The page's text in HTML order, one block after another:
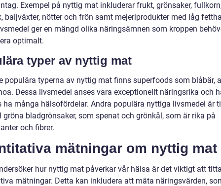
Exempel på nyttig mat inkluderar frukt, grönsaker,
baljväxter, nötter och frön samt mejeriprodukter med låg
ger en mängd olika näringsämnen som kroppen
optimalt.
typer av nyttig mat
populära typerna av nyttig mat finns superfoods som blåbär,
Dessa livsmedel anses vara exceptionellt näringsrika och
ha många hälsofördelar. Andra populära nyttiga livsmedel är
gröna bladgrönsaker, som spenat och grönkål, som är rika på
och fibrer.
mätningar om nyttig mat
hur nyttig mat påverkar vår hälsa är det viktigt att
mätningar. Detta kan inkludera att mäta näringsvärden,